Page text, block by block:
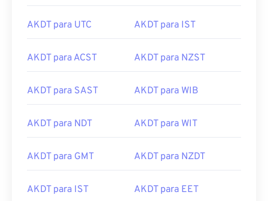
AKDT para UTC AKDT para IST
AKDT para ACST AKDT para NZST
AKDT para SAST AKDT para WIB
AKDT para NDT AKDT para WIT
AKDT para GMT AKDT para NZDT
AKDT para IST AKDT para EET